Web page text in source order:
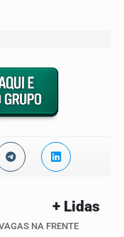
+ Lidas
NA FRENTE